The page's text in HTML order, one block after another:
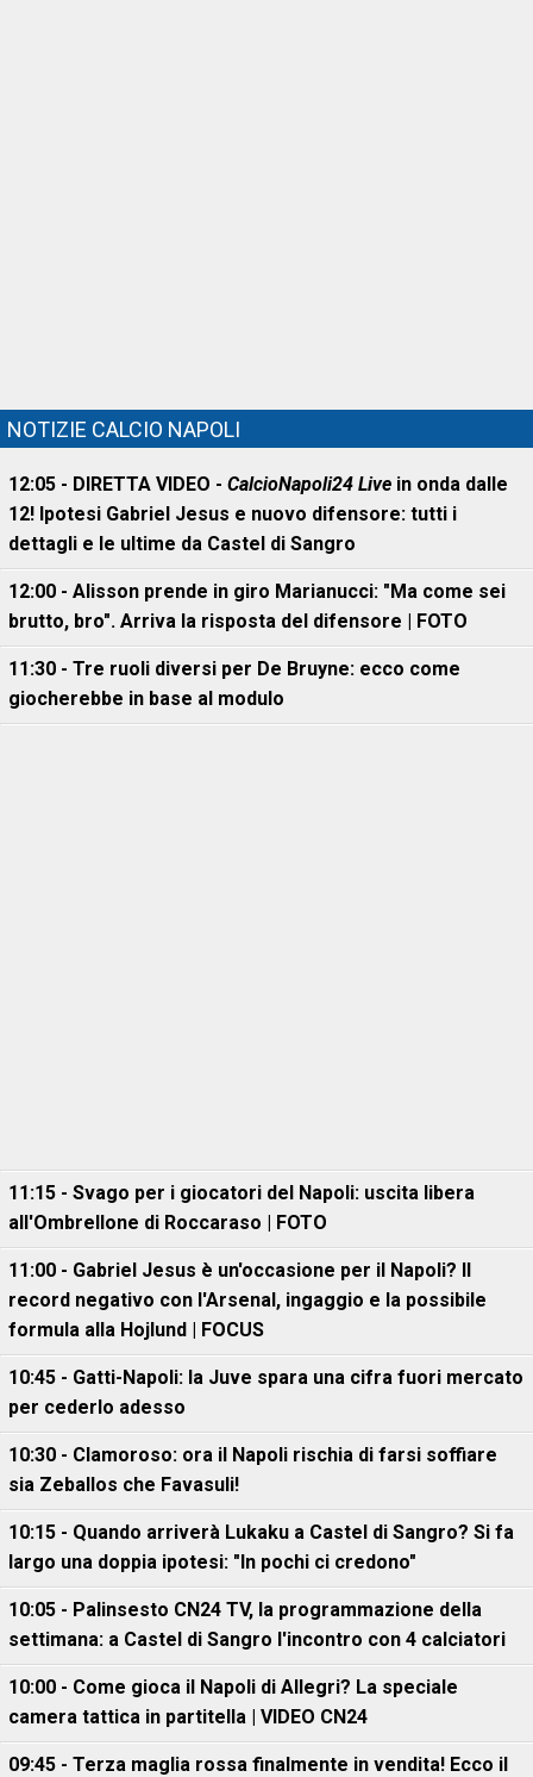
NOTIZIE CALCIO NAPOLI
12:05 - DIRETTA VIDEO - CalcioNapoli24 Live in onda dalle
12! Ipotesi Gabriel Jesus e nuovo difensore: tutti i
dettagli e le ultime da Castel di Sangro
12:00 - Alisson prende in giro Marianucci: "Ma come sei
brutto, bro". Arriva la risposta del difensore | FOTO
11:30 - Tre ruoli diversi per De Bruyne: ecco come
giocherebbe in base al modulo
11:15 - Svago per i giocatori del Napoli: uscita libera
all'Ombrellone di Roccaraso | FOTO
11:00 - Gabriel Jesus è un'occasione per il Napoli? Il
record negativo con l'Arsenal, ingaggio e la possibile
formula alla Hojlund | FOCUS
10:45 - Gatti-Napoli: la Juve spara una cifra fuori mercato
per cederlo adesso
10:30 - Clamoroso: ora il Napoli rischia di farsi soffiare
sia Zeballos che Favasuli!
10:15 - Quando arriverà Lukaku a Castel di Sangro? Si fa
largo una doppia ipotesi: "In pochi ci credono"
10:05 - Palinsesto CN24 TV, la programmazione della
settimana: a Castel di Sangro l'incontro con 4 calciatori
10:00 - Come gioca il Napoli di Allegri? La speciale
camera tattica in partitella | VIDEO CN24
09:45 - Terza maglia rossa finalmente in vendita! Ecco il